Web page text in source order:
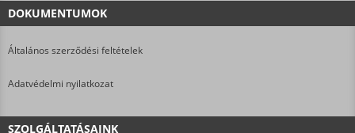
DOKUMENTUMOK
Általános szerződési feltételek
Adatvédelmi nyilatkozat
SZOLGÁLTATÁSAINK